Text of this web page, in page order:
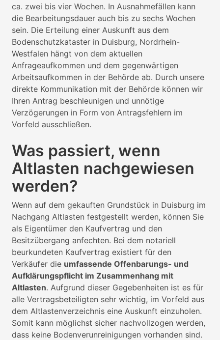
ca. zwei bis vier Wochen. In Ausnahmefällen kann
die Bearbeitungsdauer auch bis zu sechs Wochen
sein. Die Erteilung einer Auskunft aus dem
Bodenschutzkataster in Duisburg, Nordrhein-
Westfalen hängt von dem aktuellen
Anfrageaufkommen und dem gegenwärtigen
Arbeitsaufkommen in der Behörde ab. Durch unsere
direkte Kommunikation mit der Behörde können wir
Ihren Antrag beschleunigen und unnötige
Verzögerungen in Form von Antragsfehlern im
Vorfeld ausschließen.
Was passiert, wenn
Altlasten nachgewiesen
werden?
Wenn auf dem gekauften Grundstück in Duisburg im
Nachgang Altlasten festgestellt werden, können Sie
als Eigentümer den Kaufvertrag und den
Besitzübergang anfechten. Bei dem notariell
beurkundeten Kaufvertrag existiert für den
Verkäufer die umfassende Offenbarungs- und
Aufklärungspflicht im Zusammenhang mit
Altlasten. Aufgrund dieser Gegebenheiten ist es für
alle Vertragsbeteiligten sehr wichtig, im Vorfeld aus
dem Altlastenverzeichnis eine Auskunft einzuholen.
Somit kann möglichst sicher nachvollzogen werden,
dass keine Bodenverunreinigungen vorhanden sind.